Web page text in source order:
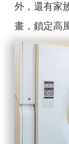
外，還有家
畫，鎖定高